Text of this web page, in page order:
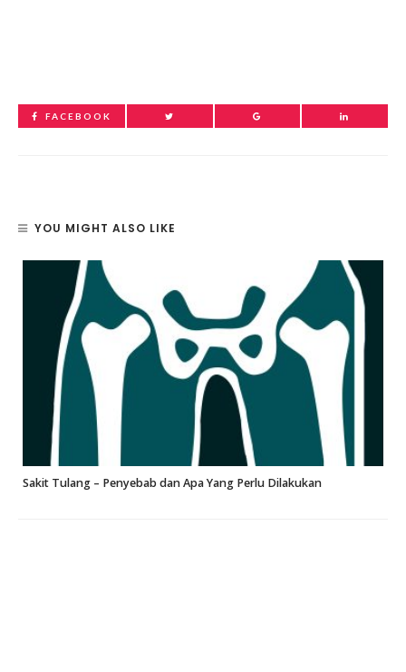
FACEBOOK
YOU MIGHT ALSO LIKE
Sakit Tulang – Penyebab dan Apa Yang Perlu Dilakukan